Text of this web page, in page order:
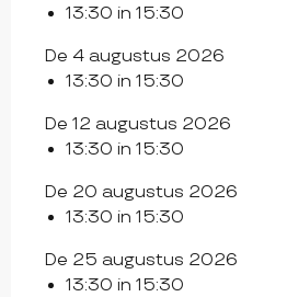
13:30 in 15:30
De 4 augustus 2026
13:30 in 15:30
De 12 augustus 2026
13:30 in 15:30
De 20 augustus 2026
13:30 in 15:30
De 25 augustus 2026
13:30 in 15:30